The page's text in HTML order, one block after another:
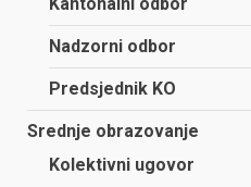
Nadzorni odbor
Predsjednik KO
Srednje obrazovanje
Kolektivni ugovor